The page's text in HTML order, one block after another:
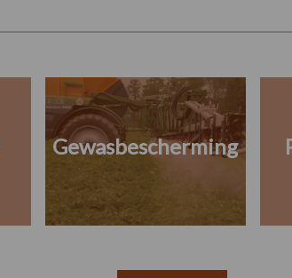
Gewasbescherming